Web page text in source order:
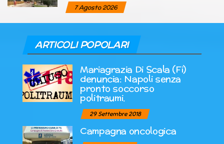
7 Agosto 2026
ARTICOLI POPOLARI
Mariagrazia Di Scala (Fi)
denuncia: Napoli senza
pronto soccorso
politraumi.
29 Settembre 2018
Campagna oncologica